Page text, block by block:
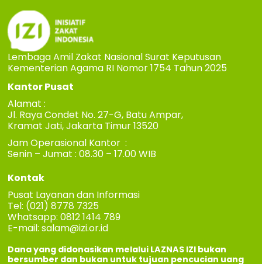
Lembaga Amil Zakat Nasional Surat Keputusan
Kementerian Agama RI Nomor 1754 Tahun 2025
Kantor Pusat
Alamat :
Jl. Raya Condet No. 27-G, Batu Ampar,
Kramat Jati, Jakarta Timur 13520
Jam Operasional Kantor :
Senin – Jumat : 08.30 – 17.00 WIB
Kontak
Pusat Layanan dan Informasi
Tel: (021) 8778 7325
Whatsapp: 0812 1414 789
E-mail:salam@izi.or.id
Dana yang didonasikan melalui LAZNAS IZI bukan
bersumber dan bukan untuk tujuan pencucian uang